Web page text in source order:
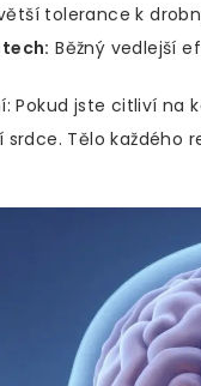
tolerance k
Běžný vedlejší
Pokud jste citliví na
srdce. Tělo